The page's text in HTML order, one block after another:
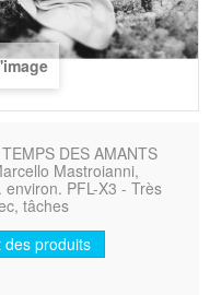
DES AMANTS
Mastroianni,
PFL-X3 - Très
tâches
des produits